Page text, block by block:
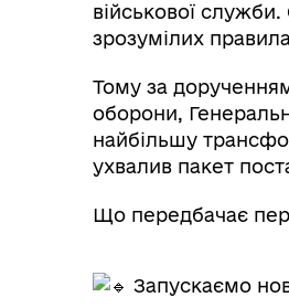
військової
зрозумілих
Тому за
оборони,
найбільшу
ухвалив пакет
Що передбачає
Запускаємо